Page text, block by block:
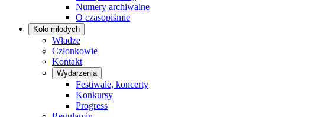
Numery archiwalne
O czasopiśmie
Koło młodych
Władze
Członkowie
Kontakt
Wydarzenia
Festiwale, koncerty
Konkursy
Progress